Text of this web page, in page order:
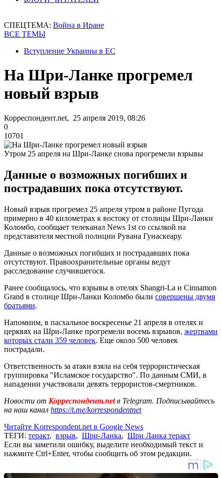
СПЕЦТЕМА: Война в Иране
ВСЕ ТЕМЫ
Вступление Украины в ЕС
На Шри-Ланке прогремел
новый взрыв
Корреспондент.net, 25 апреля 2019, 08:26
0
10701
Утром 25 апреля на Шри-Ланке снова прогремели взрывы
Данные о возможных погибших и
пострадавших пока отсутствуют.
Новый взрыв прогремел 25 апреля утром в районе Пугода
примерно в 40 километрах к востоку от столицы Шри-Ланки
Коломбо, сообщает телеканал News 1st со ссылкой на
представителя местной полиции Рувана Гунаскеару.
Данные о возможных погибших и пострадавших пока
отсутствуют. Правоохранительные органы ведут
расследование случившегося.
Ранее сообщалось, что взрывы в отелях Shangri-La и Cinnamon
Grand в столице Шри-Ланки Коломбо были совершены двумя
братьями.
Напомним, в пасхальное воскресенье 21 апреля в отелях и
церквях на Шри-Ланке прогремели восемь взрывов, жертвами
которых стали 359 человек. Еще около 500 человек
пострадали.
Ответственность за атаки взяла на себя террористическая
группировка "Исламское государство". По данным СМИ, в
нападении участвовали девять террористов-смертников.
Новости от Корреспондент.netв Telegram. Подписывайтесь
на наш канал https://t.me/korrespondentnet
Читайте Korrespondent.net в Google News
ТЕГИ: теракт, взрыв, Шри-Ланка, Шри Ланка теракт
Если вы заметили ошибку, выделите необходимый текст и
нажмите Ctrl+Enter, чтобы сообщить об этом редакции.